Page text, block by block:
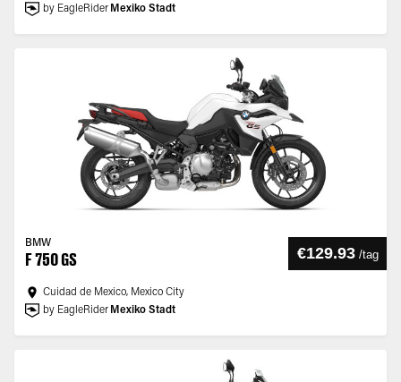
by EagleRider Mexiko Stadt
BMW
F 750 GS €129.93 /tag
Cuidad de Mexico, Mexico City
by EagleRider Mexiko Stadt